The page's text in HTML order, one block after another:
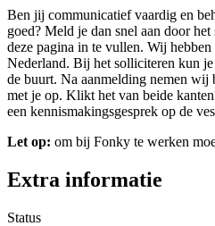
Ben jij communicatief vaardig en
goed? Meld je dan snel aan door
deze pagina in te vullen. Wij
Nederland. Bij het solliciteren kun
de buurt. Na aanmelding nemen wij
met je op. Klikt het van beide
een kennismakingsgesprek op de
Let op: om bij Fonky te werken
Extra informatie
Status